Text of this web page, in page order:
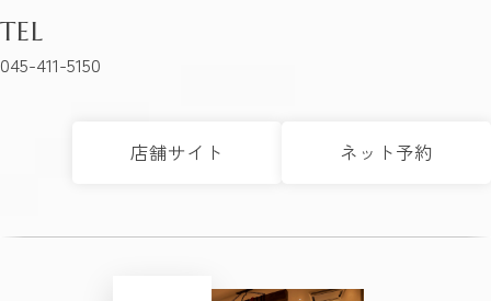
TEL
045-411-5150
店舗サイト ネット予約